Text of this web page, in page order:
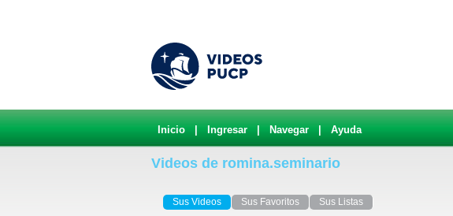
Inicio Ingresar Navegar Ayuda
Videos de romina.seminario
Sus Videos Sus Favoritos Sus Listas